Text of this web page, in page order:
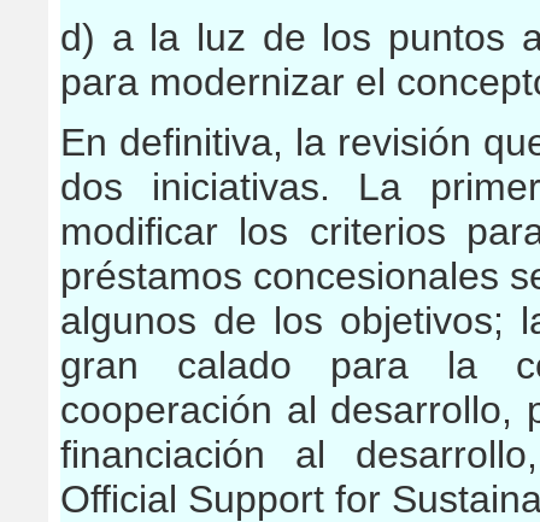
d) a la luz de los puntos
para modernizar el
En definitiva, la revisión
dos iniciativas. La
modificar los criterios
préstamos concesionales
algunos de los objetivos;
gran calado para la
cooperación al desarrollo,
financiación al
Official Support for